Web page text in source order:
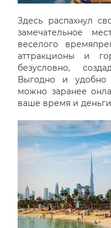
Здесь распахнул
замечательное
веселого
аттракционы и
безусловно,
Выгодно и
можно заранее
ваше время и